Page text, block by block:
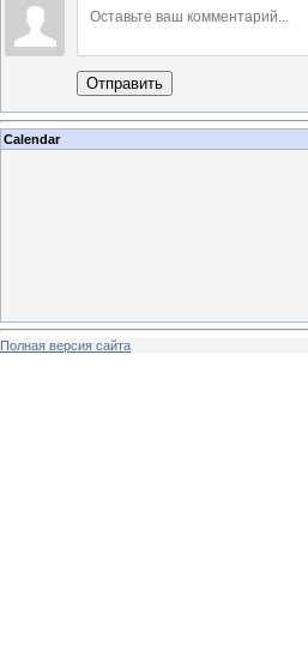
Отправить
Calendar
Полная версия сайта